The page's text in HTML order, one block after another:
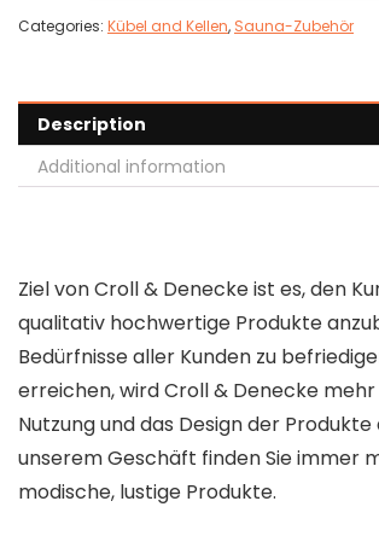
Categories: Kübel and Kellen, Sauna-Zubehör
Description
Additional information
Ziel von Croll & Denecke ist es, den
qualitativ hochwertige Produkte
Bedürfnisse aller Kunden zu
erreichen, wird Croll & Denecke
Nutzung und das Design der
unserem Geschäft finden Sie immer
modische, lustige Produkte.